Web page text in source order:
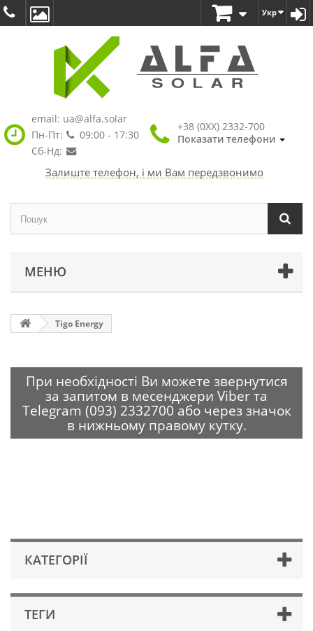
Укр
email: ua@alfa.solar
Пн-Пт:
09:00 - 17:30
Сб-Нд:
+38 (0XX) 2332-700
Показати телефони
Залиште телефон, і ми Вам передзвонимо
МЕНЮ
Tigo Energy
При необхідності Ви можете звернутися
за запитом в месенджери Viber та
Telegram (093) 2332700 або через значок
в нижньому правому кутку.
КАТЕГОРІЇ
ТЕГИ